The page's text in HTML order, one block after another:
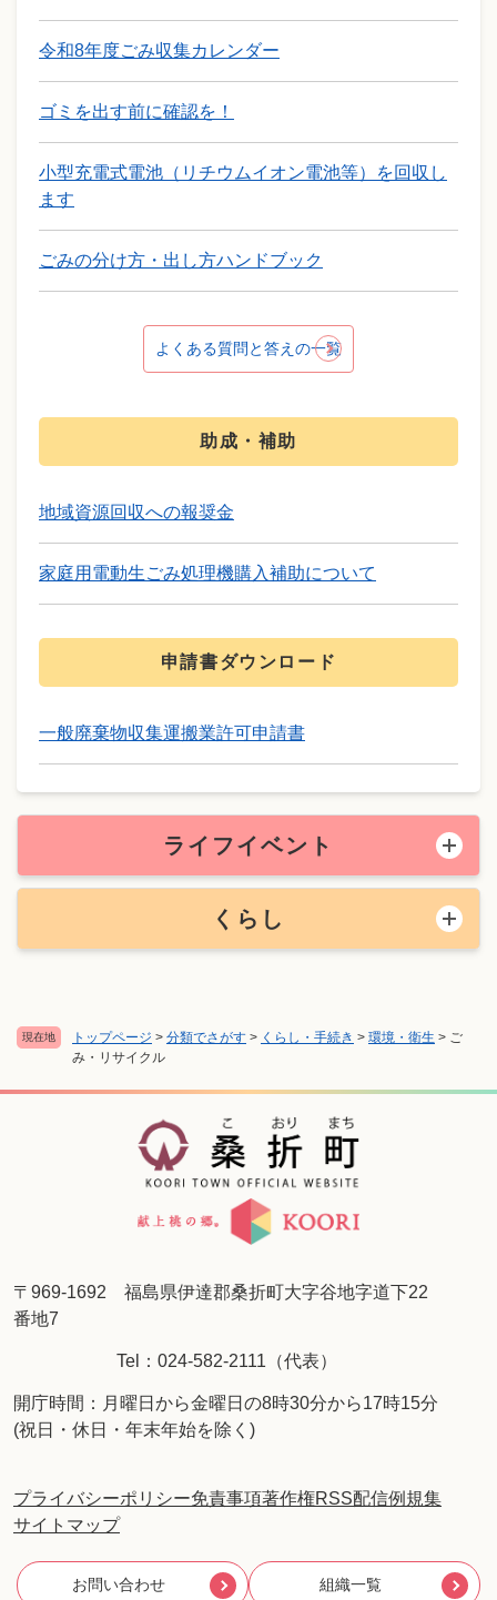
現在地 トップページ > 分類でさがす > くらし・手続き > 環境・衛生 > ご
み・リサイクル
令和8年度ごみ収集カレンダー
ゴミを出す前に確認を！
小型充電式電池（リチウムイオン電池等）を回収し
ます
ごみの分け方・出し方ハンドブック
よくある質問と答えの一覧
助成・補助
地域資源回収への報奨金
家庭用電動生ごみ処理機購入補助について
申請書ダウンロード
一般廃棄物収集運搬業許可申請書
ライフイベント
くらし
〒969-1692 福島県伊達郡桑折町大字谷地字道下22
番地7
Tel：024-582-2111（代表）
開庁時間：月曜日から金曜日の8時30分から17時15分
(祝日・休日・年末年始を除く)
プライバシーポリシー免責事項著作権RSS配信例規集
サイトマップ
お問い合わせ 組織一覧